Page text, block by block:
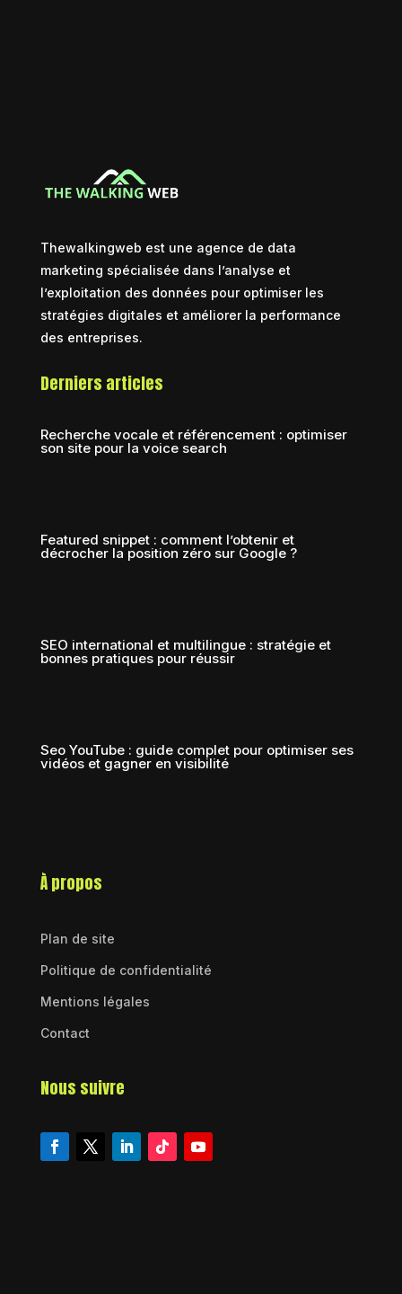
Thewalkingweb est une agence de data
marketing spécialisée dans l’analyse et
l’exploitation des données pour optimiser les
stratégies digitales et améliorer la performance
des entreprises.
Derniers articles
Recherche vocale et référencement : optimiser
son site pour la voice search
Featured snippet : comment l’obtenir et
décrocher la position zéro sur Google ?
SEO international et multilingue : stratégie et
bonnes pratiques pour réussir
Seo YouTube : guide complet pour optimiser ses
vidéos et gagner en visibilité
À propos
Plan de site
Politique de confidentialité
Mentions légales
Contact
Nous suivre